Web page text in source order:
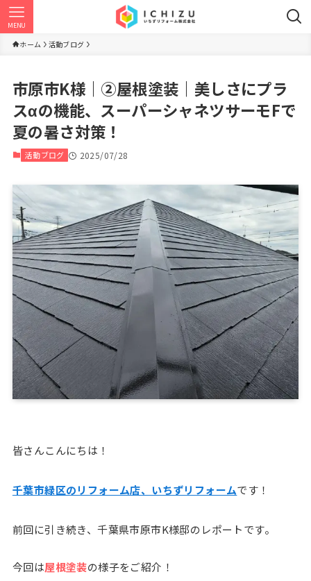
MENU
ホーム 活動ブログ
市原市K様｜②屋根塗装｜美しさにプラ
スαの機能、スーパーシャネツサーモFで
夏の暑さ対策！
活動ブログ 2025/07/28
皆さんこんにちは！
千葉市緑区のリフォーム店、いちずリフォームです！
前回に引き続き、千葉県市原市K様邸のレポートです。
今回は屋根塗装の様子をご紹介！